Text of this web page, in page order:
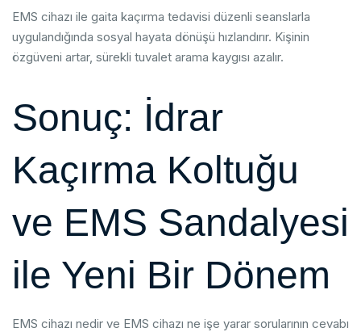
EMS cihazı ile gaita kaçırma tedavisi düzenli seanslarla
uygulandığında sosyal hayata dönüşü hızlandırır. Kişinin
özgüveni artar, sürekli tuvalet arama kaygısı azalır.
Sonuç: İdrar
Kaçırma Koltuğu
ve EMS Sandalyesi
ile Yeni Bir Dönem
EMS cihazı nedir ve EMS cihazı ne işe yarar sorularının cevabı